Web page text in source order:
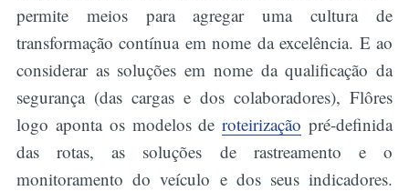
permite meios para agregar uma cultura de
transformação contínua em nome da excelência. E ao
considerar as soluções em nome da qualificação da
segurança (das cargas e dos colaboradores), Flôres
logo aponta os modelos deroteirização pré-definida
das rotas, as soluções de rastreamento e o
monitoramento do veículo e dos seus indicadores.